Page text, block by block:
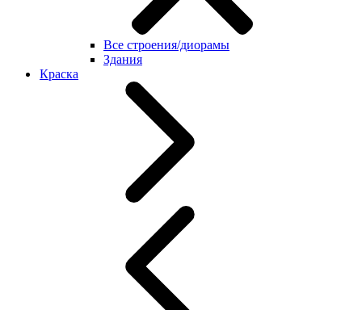
Все строения/диорамы
Здания
Краска